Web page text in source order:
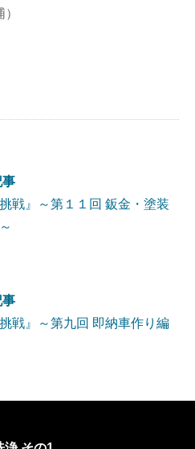
挑戦』～第１１回 鈑金・塗装
挑戦』～第九回 即納車作り編